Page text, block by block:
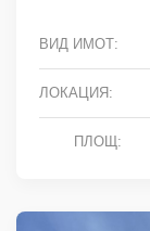
ВИД ИМОТ:
ЛОКАЦИЯ:
ПЛОЩ: